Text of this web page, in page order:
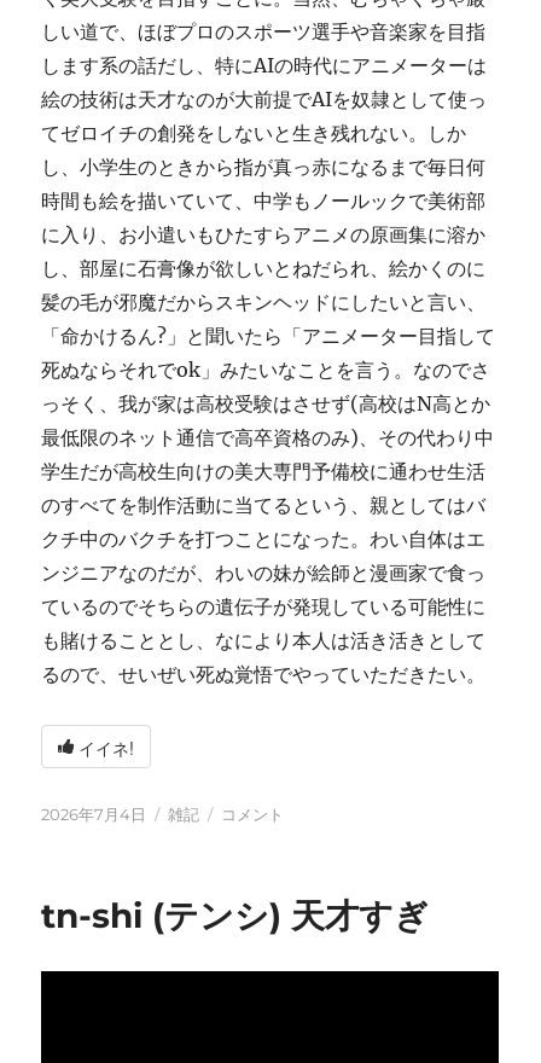
しい道で、ほぼプロのスポーツ選手や音楽家を目指
します系の話だし、特にAIの時代にアニメーターは
絵の技術は天才なのが大前提でAIを奴隷として使っ
てゼロイチの創発をしないと生き残れない。しか
し、小学生のときから指が真っ赤になるまで毎日何
時間も絵を描いていて、中学もノールックで美術部
に入り、お小遣いもひたすらアニメの原画集に溶か
し、部屋に石膏像が欲しいとねだられ、絵かくのに
髪の毛が邪魔だからスキンヘッドにしたいと言い、
「命かけるん?」と聞いたら「アニメーター目指して
死ぬならそれでok」みたいなことを言う。なのでさ
っそく、我が家は高校受験はさせず(高校はN高とか
最低限のネット通信で高卒資格のみ)、その代わり中
学生だが高校生向けの美大専門予備校に通わせ生活
のすべてを制作活動に当てるという、親としてはバ
クチ中のバクチを打つことになった。わい自体はエ
ンジニアなのだが、わいの妹が絵師と漫画家で食っ
ているのでそちらの遺伝子が発現している可能性に
も賭けることとし、なにより本人は活き活きとして
るので、せいぜい死ぬ覚悟でやっていただきたい。
イイネ!
投
2026年7月4日
カ
ー
雑記
い
と
コメント
tn-shi (テンシ) 天才すぎ